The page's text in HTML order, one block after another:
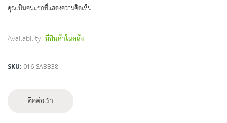
คุณเป็นคนแรกที่แสดงความคิดเห็น
Availability: มีสินค้าในคลัง
SKU 016-SABB38
ติดต่อเรา